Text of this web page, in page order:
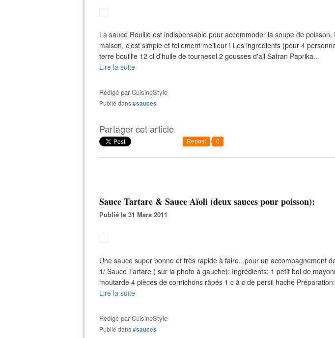
La sauce Rouille est indispensable pour accommoder la soupe de poisson.
maison, c'est simple et tellement meilleur ! Les ingrédients (pour 4
terre bouillie 12 cl d’huile de tournesol 2 gousses d'ail Safran Paprika...
Lire la suite
Rédigé parCuisineStyle
Publié dans#sauces
Partager cet article
Repost 0
Sauce Tartare & Sauce Aïoli (deux sauces pour poisson):
Publié le 31 Mars 2011
Une sauce super bonne et très rapide à faire...pour un accompagnement
1/ Sauce Tartare ( sur la photo à gauche): Ingrédients: 1 petit bol de
moutarde 4 pièces de cornichons râpés 1 c à c de persil haché
Lire la suite
Rédigé parCuisineStyle
Publié dans#sauces